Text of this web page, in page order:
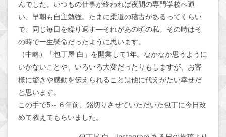
んでした。いつもの仕事が終われば夜間の専門学校へ通
い、早朝も自主勉強。たまに柔道の稽古があるってくらい
で、同じ毎日を繰り返す—それがあの頃の私。その時はそ
の時で一生懸命だったように思います。
（中略）「包丁屋 白」を開業して1年。なかなか思うように
いかないことや、いろいろ大変だったりもしますが、お客
様に驚きや感動を伝えられることは他に代えがたい幸せだ
と思います。
この手で5～６年前、銘切りさせていただいた包丁に今日改
めて教えてもらいました。